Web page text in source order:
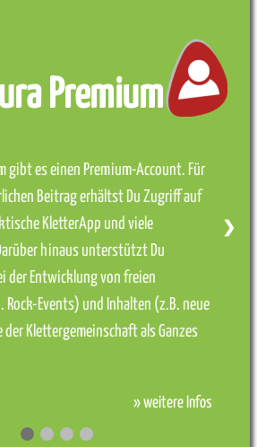
Premium
gibt es einen Premium-Account. Für
Beitrag erhältst Du Zugriff auf
KletterApp und viele
hinaus unterstützt Du
der Entwicklung von freien
Rock-Events) und Inhalten (z.B. neue
Klettergemeinschaft als Ganzes
» weitere Infos
❯